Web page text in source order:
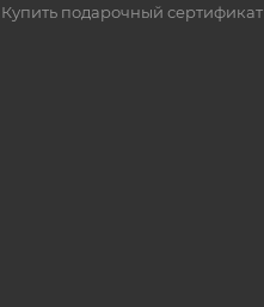
Купить подарочный сертификат